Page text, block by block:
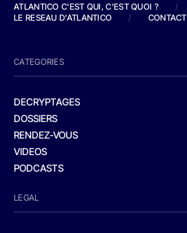
ATLANTICO C'EST QUI, C'EST QUOI ?
/
LE RESEAU D'ATLANTICO
/ CONTACT
CATEGORIES
DECRYPTAGES
DOSSIERS
RENDEZ-VOUS
VIDEOS
PODCASTS
LEGAL